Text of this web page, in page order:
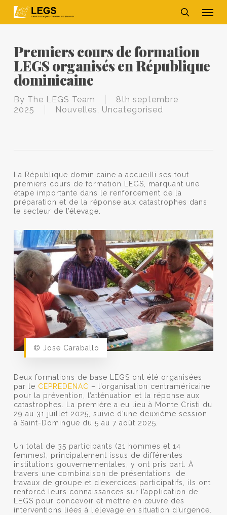
search
Premiers cours de formation
LEGS organisés en République
dominicaine
By The LEGS Team
8th septembre
2025
Nouvelles, Uncategorised
La République dominicaine a accueilli ses tout
premiers cours de formation LEGS, marquant une
étape importante dans le renforcement de la
préparation et de la réponse aux catastrophes dans
le secteur de l’élevage.
© Jose Caraballo
Deux formations de base LEGS ont été organisées
par le CEPREDENAC – l’organisation centraméricaine
pour la prévention, l’atténuation et la réponse aux
catastrophes. La première a eu lieu à Monte Cristi du
29 au 31 juillet 2025, suivie d’une deuxième session
à Saint-Domingue du 5 au 7 août 2025.
Un total de 35 participants (21 hommes et 14
femmes), principalement issus de différentes
institutions gouvernementales, y ont pris part. À
travers une combinaison de présentations, de
travaux de groupe et d’exercices participatifs, ils ont
renforcé leurs connaissances sur l’application de
LEGS pour concevoir et mettre en œuvre des
interventions liées à l’élevage en situation d’urgence.